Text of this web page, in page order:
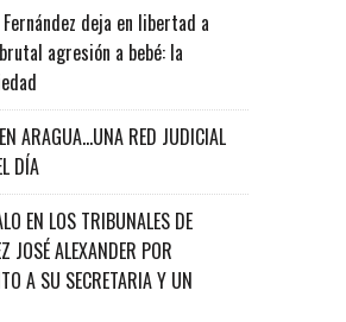
deja en libertad a
agresión a bebé: la
ARAGUA…UNA RED JUDICIAL
DÍA
EN LOS TRIBUNALES DE
JOSÉ ALEXANDER POR
A SU SECRETARIA Y UN